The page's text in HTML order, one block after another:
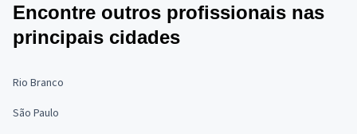
Encontre outros profissionais nas
principais cidades
Rio Branco
São Paulo